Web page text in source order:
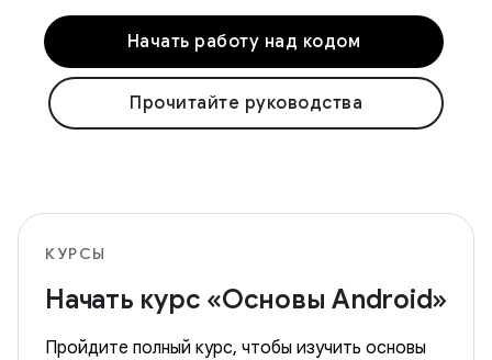
Начать работу над кодом
Прочитайте руководства
КУРСЫ
Начать курс «Основы Android»
Пройдите полный курс, чтобы изучить основы